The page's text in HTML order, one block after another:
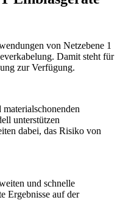
von Netzebene 1
Damit steht für
zur Verfügung.
unterstützen
dabei, das Risiko von
und schnelle
Ergebnisse auf der